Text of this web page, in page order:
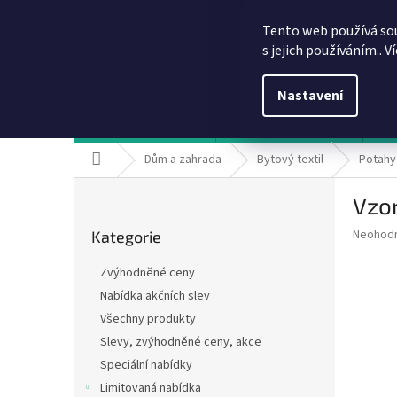
Tento web používá
s jejich používáním..
Nastavení
Domů Dům a zahrada Bytový textil
kategorie
Kategorie
Zvýhodněné ceny
Nabídka akčních slev
Všechny produkty
Slevy, zvýhodněné ceny, akce
Speciální nabídky
Limitovaná nabídka